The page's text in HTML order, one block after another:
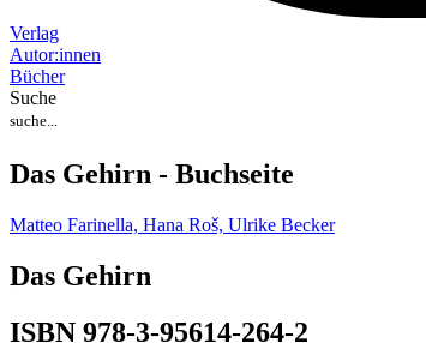
Verlag
Autor:innen
Bücher
Suche
Das Gehirn - Buchseite
Matteo Farinella, Hana Roš, Ulrike Becker
Das Gehirn
ISBN 978-3-95614-264-2